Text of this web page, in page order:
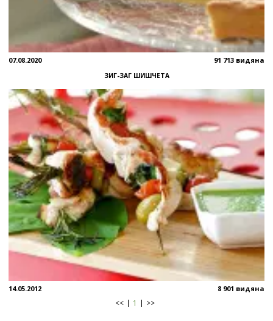
07.08.2020 91 713 видяна
ЗИГ-ЗАГ ШИШЧЕТА
14.05.2012 8 901 видяна
<< 1 >>